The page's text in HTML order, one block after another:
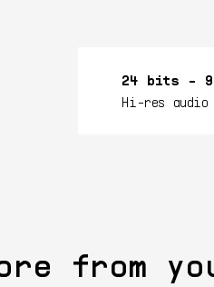
24 bits -
Hi-res
from